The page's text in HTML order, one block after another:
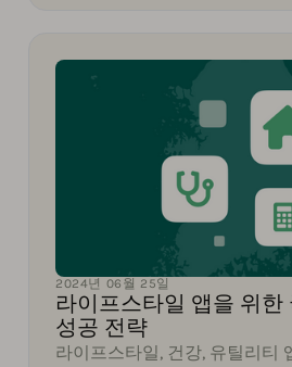
2024년 06월 25일
라이프스타일 앱을 위한
성공 전략
라이프스타일, 건강, 유틸리티